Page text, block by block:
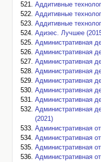
Аддитивные
Аддитивные
Аддитивные
Адизес. Лучшее
Административная
Административная
Административная
Административная
Административная
Административная
Административная
Административная
(2021)
Административная
Административная
Административная
Административная